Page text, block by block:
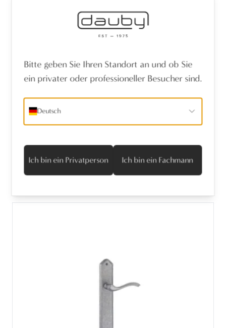
STÜCK FENSTEROLIVE APOLLO 110 /32
BLACK IRON (BI)
Bitte geben Sie Ihren Standort an und ob Sie
ein privater oder professioneller Besucher sind.
Deutsch
Ich bin ein Privatperson Ich bin ein Fachmann